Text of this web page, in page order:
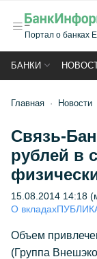
Портал о банках
БАНКИ
Главная Новости
Связь-
рублей в
15.08.2014 14:18
О вкладах
Объем
(Группа